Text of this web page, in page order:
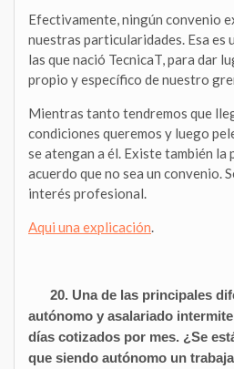
Efectivamente, ningún convenio
nuestras particularidades. Esa es
las que nació TecnicaT, para dar
propio y específico de nuestro
Mientras tanto tendremos que
condiciones queremos y luego
se atengan a él. Existe también
acuerdo que no sea un convenio.
interés profesional.
Aqui una explicación.
20. Una de las principales
autónomo y asalariado
días cotizados por mes. ¿Se
que siendo autónomo un